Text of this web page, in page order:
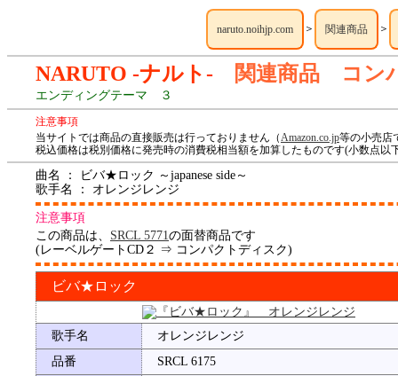
naruto.noihjp.com ＞ 関連商品 ＞
NARUTO -ナルト- 関連商品 コン
エンディングテーマ ３
注意事項
当サイトでは商品の直接販売は行っておりません（Amazon.co.jp等の小売店
税込価格は税別価格に発売時の消費税相当額を加算したものです(小数点以
曲名 ： ビバ★ロック ～japanese side～
歌手名 ： オレンジレンジ
注意事項
この商品は、 SRCL 5771の面替商品です
(レーベルゲートCD２ ⇒ コンパクトディスク)
ビバ★ロック
歌手名
オレンジレンジ
品番
SRCL 6175